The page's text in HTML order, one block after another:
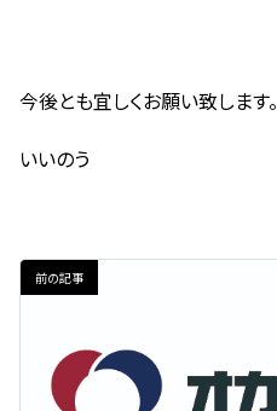
今後とも宜しくお願い致します。
いいのう
前の記事